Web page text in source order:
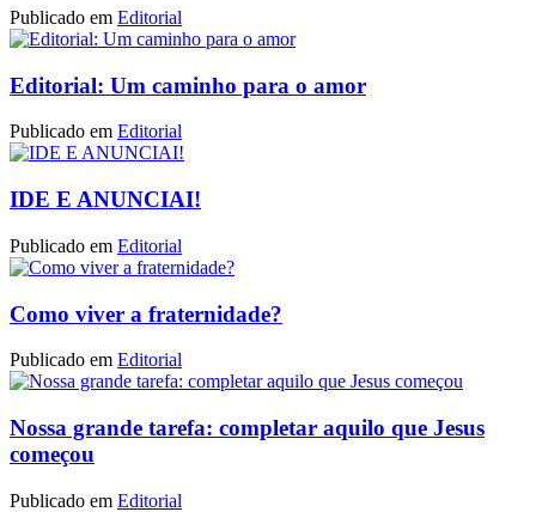
Publicado em Editorial
Editorial: Um caminho para o amor
Publicado em Editorial
IDE E ANUNCIAI!
Publicado em Editorial
Como viver a fraternidade?
Publicado em Editorial
Nossa grande tarefa: completar aquilo que Jesus
começou
Publicado em Editorial